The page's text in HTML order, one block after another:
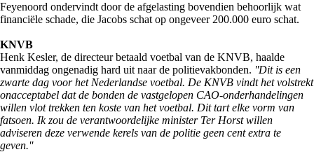
Feyenoord ondervindt door de afgelasting bovendien behoorlijk wat
financiële schade, die Jacobs schat op ongeveer 200.000 euro schat.
KNVB
Henk Kesler, de directeur betaald voetbal van de KNVB, haalde
vanmiddag ongenadig hard uit naar de politievakbonden. ''Dit is een
zwarte dag voor het Nederlandse voetbal. De KNVB vindt het volstrekt
onacceptabel dat de bonden de vastgelopen CAO-onderhandelingen
willen vlot trekken ten koste van het voetbal. Dit tart elke vorm van
fatsoen. Ik zou de verantwoordelijke minister Ter Horst willen
adviseren deze verwende kerels van de politie geen cent extra te
geven.''